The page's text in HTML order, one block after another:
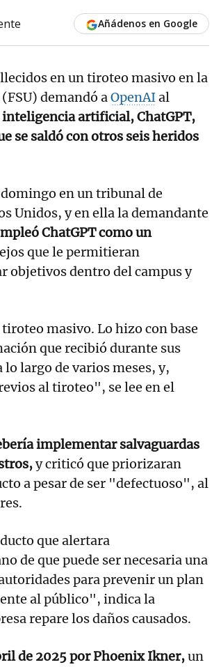
Añádenos en Google
en un tiroteo masivo en la
demandó aOpenAIal
inteligencia artificial, ChatGPT,
se saldó con otros seis heridos
en un tribunal de
Unidos, y en ella la demandante
ChatGPT como un
que le permitieran
objetivos dentro del campus y
masivo. Lo hizo con base
que recibió durante sus
lo largo de varios meses, y,
al tiroteo", se lee en el
implementar salvaguardas
y criticó que priorizaran
a pesar de ser "defectuoso", al
que alertara
de que puede ser necesaria una
para prevenir un plan
al público", indica la
repare los daños causados.
de 2025 por Phoenix Ikner,un